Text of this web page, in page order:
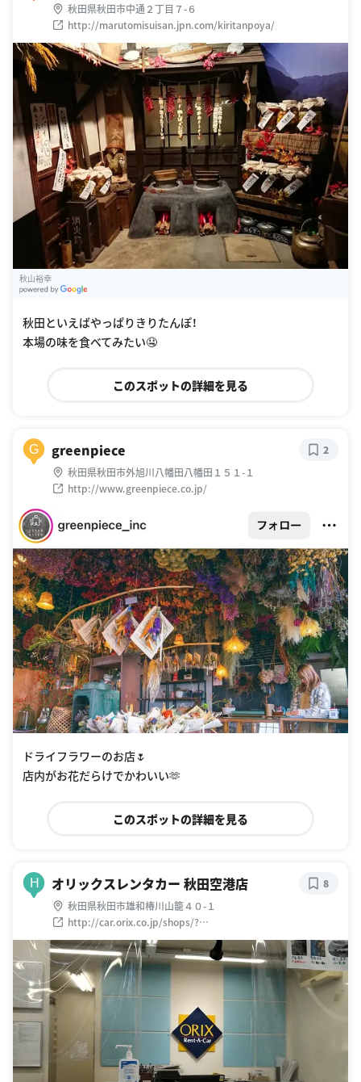
秋田県秋田市中通２丁目７-６
http://marutomisuisan.jpn.com/kiritanpoya/
秋山裕幸
秋田といえばやっぱりきりたんぽ！
本場の味を食べてみたい🤤
このスポットの詳細を見る
G greenpiece
秋田県秋田市外旭川八幡田八幡田１５１-１
http://www.greenpiece.co.jp/
2
ドライフラワーのお店🌷
店内がお花だらけでかわいい🫶
このスポットの詳細を見る
H オリックスレンタカー 秋田空港店
秋田県秋田市雄和椿川山籠４０-１
http://car.orix.co.jp/shops/?
md=view&shops_pk=58&ret=search_divisions&divi_jiscod
e=5&ns=0
8